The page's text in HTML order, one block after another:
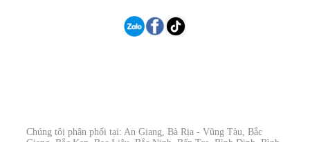
Chúng tôi phân phối tại: An Giang, Bà Rịa - Vũng Tàu, Bắc